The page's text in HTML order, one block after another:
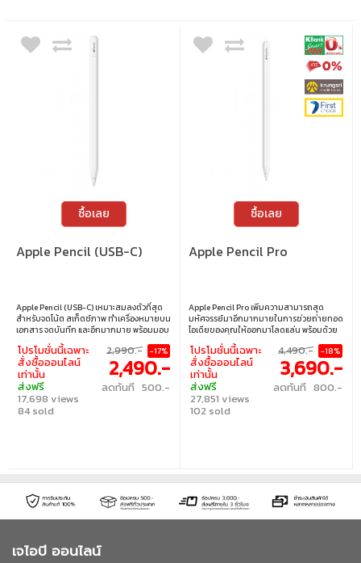
ซื้อเลย
Apple Pencil (USB-C)
Apple Pencil (USB-C) เหมาะสมลงตัวที่สุด
สำหรับจดโน้ต สเก็ตช์ภาพ ทำเครื่องหมายบน
เอกสาร จดบันทึก และอีกมากมาย พร้อมมอบ
ความแม่นยำที่ลึกลงไปถึงระดับพิกเซล แถม
ยังมีความหน่วงต่ำ และไวต่อการเอียง คุณจึง
ใช้งานได้อย่างเป็นธรรมชาติไม่ต่างจากดินสอ
จริงๆ Apple Pencil (USB-C) จับคู่และชาร์จ
ผ่านสายชาร์จ USB-C ทั้งยังยึดติดด้วยแม่
เหล็กเข้ากับด้านข้างของ iPad เพื่อจัดเก็บ
Apple Pencil (USB-C) รองรับคุณสมบัติการ
โปรโมชั่นนี้เฉพาะ
สั่งซื้อออนไลน์
เท่านั้น
ส่งฟรี
17,698 views
84 sold
2,990.- -17%
2,490.-
ลดทันที 500.-
ซื้อเลย
Apple Pencil Pro
Apple Pencil Pro เพิ่มความสามารถสุด
มหัศจรรย์มาอีกมากมายในการช่วยถ่ายทอด
ไอเดียของคุณให้ออกมาโลดแล่น พร้อมด้วย
คุณสมบัติใหม่ๆ สุดล้ำที่ให้คุณทำ
เครื่องหมาย จดโน้ต และสร้างสรรค์ผลงานชิ้น
เอกได้ง่ายยิ่งกว่าที่เคย และหากคุณวาง Apple
Pencil Pro ไว้ผิดที่ผิดทางไม่ว่าข้างนอกหรือที่
บ้าน ก็สามารถขอให้แอปค้นหาของฉันช่วย
ตามหาได้เลย
โปรโมชั่นนี้เฉพาะ
สั่งซื้อออนไลน์
เท่านั้น
ส่งฟรี
27,851 views
102 sold
4,490.- -18%
3,690.-
ลดทันที 800.-
เจไอบี ออนไลน์